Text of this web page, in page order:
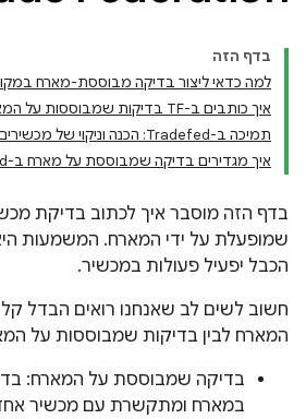
בדף הזה
למה כדאי ליצור בדיקה מבוססת-מארח
איך כותבים ב-TF בדיקות שמבוססות על המארח?
תמיכה ב-Tradefed: הכנה וניקוי של מכשירים לפי מחלקה
איך מגדירים בדיקה שמבוססת על מארח ב-Tradefed?
שמופעלת על ידי המארח. המשמעות
הכבל יפעיל פעולות במכשיר.
חשוב לשים לב שאנחנו רואים הבדל קל
המארח לבין בדיקות שמבוססות על
בדיקה שמבוססת על המארח:
במארח ומתקשרת עם מכשיר אחד